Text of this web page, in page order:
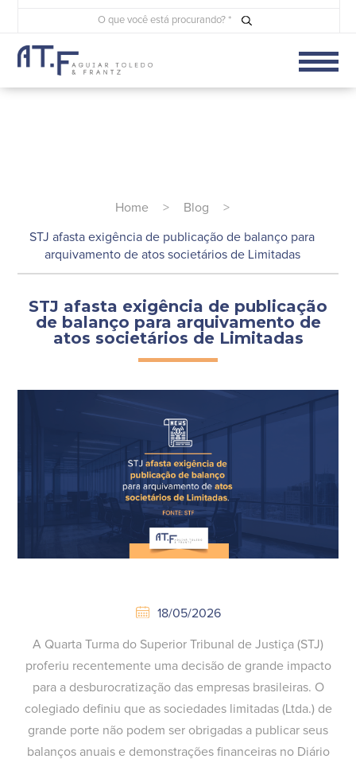
Home > Blog >
STJ afasta exigência de publicação de balanço para
arquivamento de atos societários de Limitadas
STJ afasta exigência de publicação
de balanço para arquivamento de
atos societários de Limitadas
18/05/2026
A Quarta Turma do Superior Tribunal de Justiça (STJ)
proferiu recentemente uma decisão de grande impacto
para a desburocratização das empresas brasileiras. O
colegiado definiu que as sociedades limitadas (Ltda.) de
grande porte não podem ser obrigadas a publicar seus
balanços anuais e demonstrações financeiras no Diário